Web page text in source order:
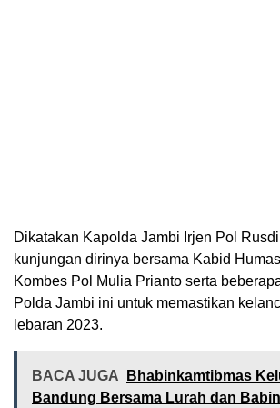
Dikatakan Kapolda Jambi Irjen Pol
kunjungan dirinya bersama Kabid
Kombes Pol Mulia Prianto serta
Polda Jambi ini untuk memastikan
lebaran 2023.
BACA JUGA
Bhabinkamtibmas
Bandung Bersama Lurah dan